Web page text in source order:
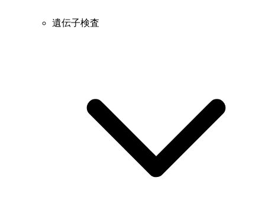
遺伝子検査